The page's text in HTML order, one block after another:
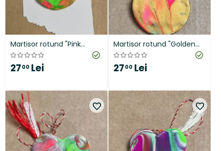
Martisor rotund "Pink
Flames"
2700 Lei
Martisor rotund "Golden
Garden"
2700 Lei